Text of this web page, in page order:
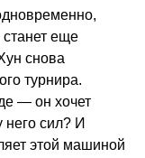
еще
снова
турнира.
— он хочет
него сил? И
этой машиной